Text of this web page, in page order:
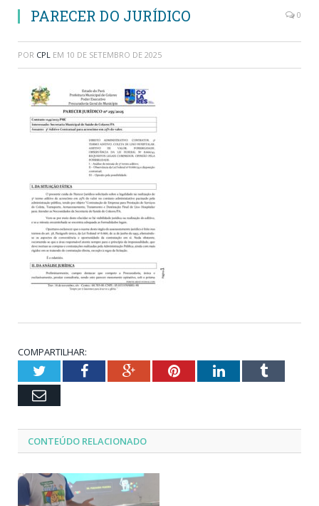
PARECER DO JURÍDICO 0
POR CPL EM 10 DE SETEMBRO DE 2025
COMPARTILHAR:
TwitterFacebookGoogle+PinterestLinkedInTumblr
Email
CONTEÚDO RELACIONADO